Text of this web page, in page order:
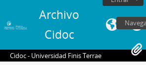
Archivo
Cidoc
Cidoc - Universidad Finis Terrae